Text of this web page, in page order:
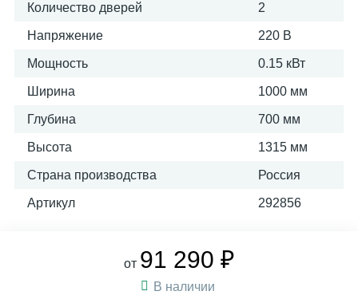
Количество дверей 2
Напряжение 220 В
Мощность 0.15 кВт
Ширина 1000 мм
Глубина 700 мм
Высота 1315 мм
Страна производства Россия
Артикул 292856
от 91 290 ₽
В наличии